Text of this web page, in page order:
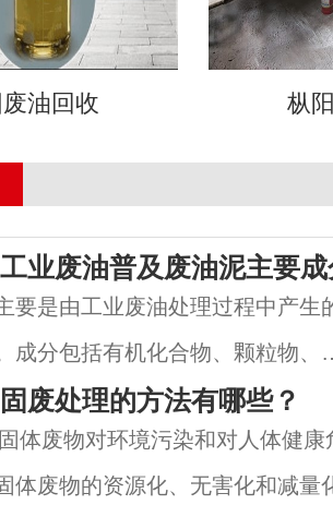
油回收 枞
业废油普及废油泥主要
要是由工业废油处理过程中产生
成分包括有机化合物、颗粒物、
外，还含有水分、气体和微生物
，有机化合物是其主要成分之一
以上。其次是颗粒物和重金属
废处理的方法有哪些？
体废物对环境污染和对人体健康
体废物的资源化、无害化和减量